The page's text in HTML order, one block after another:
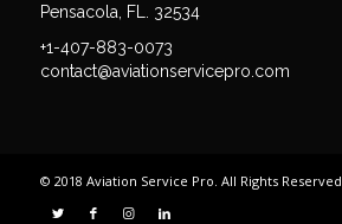
Pensacola, FL. 32534
+1-407-883-0073
contact@aviationservicepro.com
© 2018 Aviation Service Pro. All Rights Reserved.